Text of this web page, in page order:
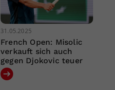
31.05.2025
French Open: Misolic
verkauft sich auch
gegen Djokovic teuer